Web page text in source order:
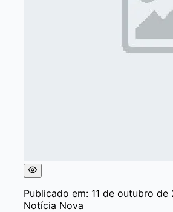
Publicado em: 11 de outubro de
Notícia Nova